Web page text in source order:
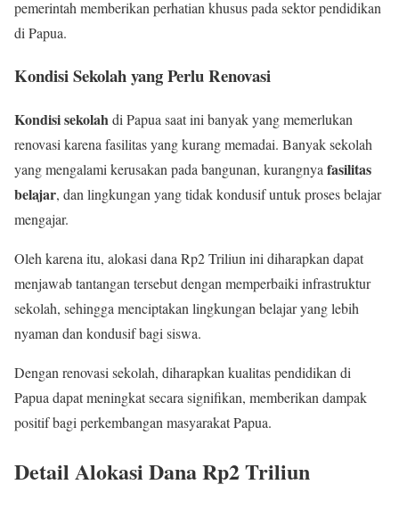
pemerintah memberikan perhatian khusus pada sektor pendidikan
di Papua.
Kondisi Sekolah yang Perlu Renovasi
Kondisi sekolahdi Papua saat ini banyak yang memerlukan
renovasi karena fasilitas yang kurang memadai. Banyak sekolah
yang mengalami kerusakan pada bangunan, kurangnya fasilitas
belajar, dan lingkungan yang tidak kondusif untuk proses belajar
mengajar.
Oleh karena itu, alokasi dana Rp2 Triliun ini diharapkan dapat
menjawab tantangan tersebut dengan memperbaiki infrastruktur
sekolah, sehingga menciptakan lingkungan belajar yang lebih
nyaman dan kondusif bagi siswa.
Dengan renovasi sekolah, diharapkan kualitas pendidikan di
Papua dapat meningkat secara signifikan, memberikan dampak
positif bagi perkembangan masyarakat Papua.
Detail Alokasi Dana Rp2 Triliun